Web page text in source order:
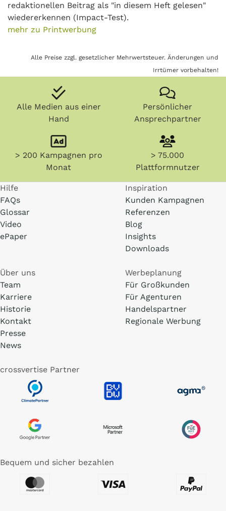
redaktionellen Beitrag als "in diesem Heft gelesen"
wiedererkennen (Impact-Test).
mehr zu Printwerbung
Alle Preise zzgl. gesetzlicher Mehrwertsteuer. Änderungen und
Irrtümer vorbehalten!
Alle Medien aus einer
Hand
Persönlicher
Ansprechpartner
> 200 Kampagnen pro
Monat
> 75.000
Plattformnutzer
Hilfe
FAQs
Glossar
Video
ePaper
Inspiration
Kunden Kampagnen
Referenzen
Blog
Insights
Downloads
Über uns
Team
Karriere
Historie
Kontakt
Presse
News
Werbeplanung
Für Großkunden
Für Agenturen
Handelspartner
Regionale Werbung
crossvertise Partner
Bequem und sicher bezahlen